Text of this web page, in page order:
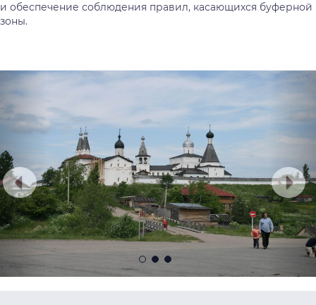
и обеспечение соблюдения правил, касающихся буферной
зоны.
Предыдущий